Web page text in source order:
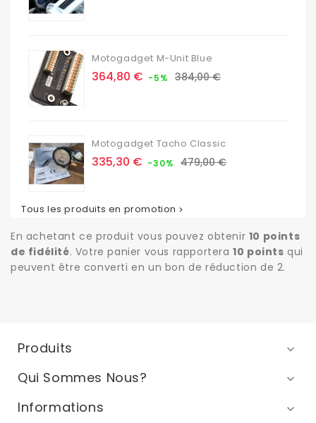
Motogadget M-Unit Blue
Prix
364,80 € -5% Prix
384,00 €
Motogadget Tacho Classic
Prix
335,30 € -30% Prix
479,00 €
Tous les produits en promotion 
En achetant ce produit vous pouvez obtenir 10 points
de fidélité. Votre panier vous rapportera10 points qui
peuvent être converti en un bon de réduction de 2.
Produits 
Qui Sommes Nous? 
Informations 